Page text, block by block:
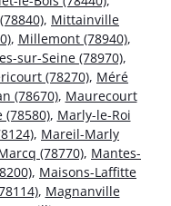
, Mittainville
, Millemont (78940),
sur-Seine (78970),
(78270), Méré
(78670), Maurecourt
(78580), Marly-le-Roi
, Mareil-Marly
(78770), Mantes-
, Maisons-Laffitte
, Magnanville